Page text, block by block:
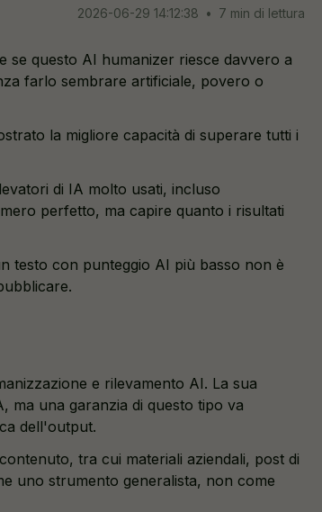
2026-06-29 14:12:38 • 7 min di lettura
se questo AI humanizer riesce davvero a
farlo sembrare artificiale, povero o
la migliore capacità di superare tutti i
di IA molto usati, incluso
perfetto, ma capire quanto i risultati
testo con punteggio AI più basso non è
e rilevamento AI. La sua
ma una garanzia di questo tipo va
dell'output.
tra cui materiali aziendali, post di
uno strumento generalista, non come